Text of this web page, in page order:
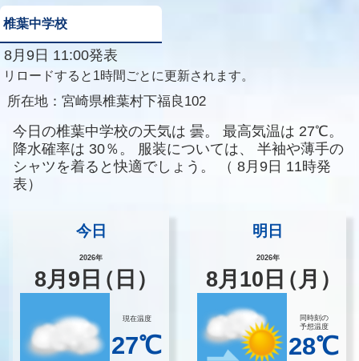
椎葉中学校
8月9日 11:00発表
リロードすると1時間ごとに更新されます。
所在地： 宮崎県椎葉村下福良102
今日の椎葉中学校の天気は 曇。 最高気温は 27℃。
降水確率は 30％。 服装については、
半袖や薄手の
シャツを着ると快適でしょう。
（ 8月9日 11時発
表）
今日
2026年
8月 9 日（日）
現在温度
27℃
明日
2026年
8月 10 日（月）
同時刻の
予想温度
28℃